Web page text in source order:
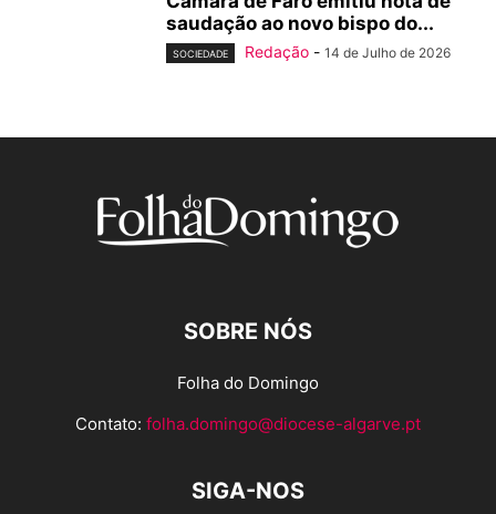
saudação ao novo bispo do...
SOCIEDADE Redação - 14 de Julho de 2026
SOBRE NÓS
Folha do Domingo
Contato: folha.domingo@diocese-algarve.pt
SIGA-NOS